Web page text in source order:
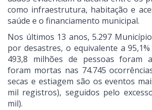
como infraestrutura, habitação e
saúde e o financiamento municipal.
Nos últimos 13 anos, 5.297
por desastres, o equivalente a
493,8 milhões de pessoas foram
foram mortas nas 74.745
secas e estiagem são os eventos
mil registros), seguidos pelo
mil).